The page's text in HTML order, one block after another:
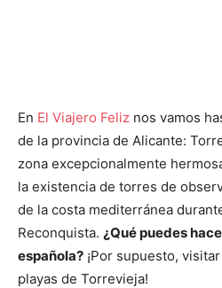
En El Viajero Feliz nos vamos
de la provincia de Alicante:
zona excepcionalmente
la existencia de torres de
de la costa mediterránea
Reconquista. ¿Qué puedes
española? ¡Por supuesto,
playas de Torrevieja!